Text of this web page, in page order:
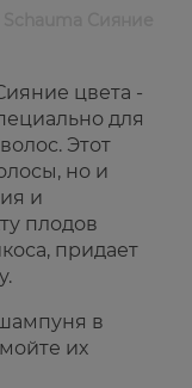
цвета -
для
Этот
но и
и
плодов
придает
в
их